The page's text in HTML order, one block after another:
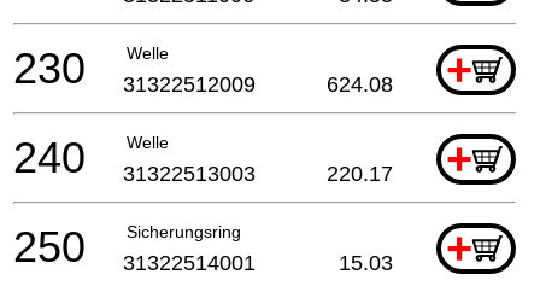
Welle +
230 31322512009 624.08
Welle +
240 31322513003 220.17
Sicherungsring +
250 31322514001 15.03